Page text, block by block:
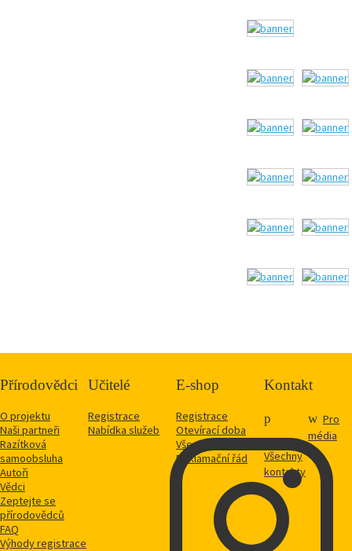
Přírodovědci
O projektu
Naši partneři
Razítková
samoobsluha
Autoři
Vědci
Zeptejte se
přírodovědců
FAQ
Výhody registrace
Učitelé
Registrace
Nabídka služeb
E-shop
Registrace
Otevírací doba
Vše o nákupu
Reklamační řád
Kontakt
Všechny
kontakty
Pro
média